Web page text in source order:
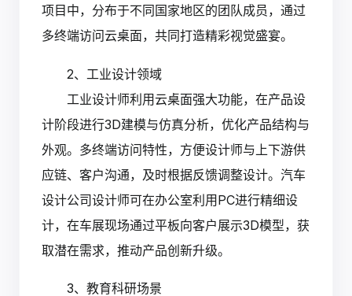
项目中，分布于不同国家地区的团队成员，通过
多终端访问云桌面，共同打造精彩视觉盛宴。
2、工业设计领域
工业设计师利用云桌面强大功能，在产品设
计阶段进行3D建模与仿真分析，优化产品结构与
外观。多终端访问特性，方便设计师与上下游供
应链、客户沟通，及时根据反馈调整设计。汽车
设计公司设计师可在办公室利用PC进行精细设
计，在车展现场通过平板向客户展示3D模型，获
取潜在需求，推动产品创新升级。
3、教育科研场景